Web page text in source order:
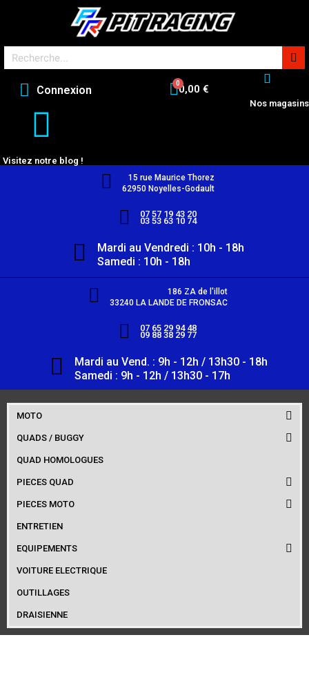
Connexion 0,00 €
Nos magasins
Visitez notre blog !
15 rue Maurice Thorez
62950 Noyelles-Godault
07 57 19 43 20
03 53 63 10 74
Mardi au Vendredi : 10h - 18h
Samedi : 10h - 18h
186 ZA de l'illot
33240 LA LANDE DE FRONSAC
07 65 29 94 48
09 88 38 29 77
Mardi au Vend. : 9h - 12h / 13h30 - 18h
Samedi : 9h - 12h / 13h30 - 17h
MOTO
QUADS / BUGGY
QUAD HOMOLOGUES
PIECES QUAD
PIECES MOTO
ENTRETIEN
EQUIPEMENTS
VOITURE ELECTRIQUE
OUTILLAGES
DRAISIENNE